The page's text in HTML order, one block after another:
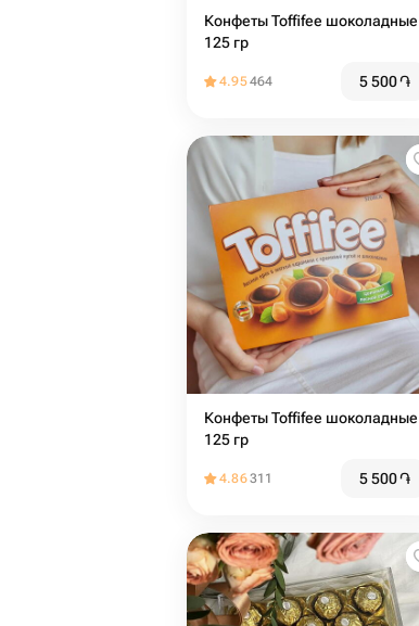
Конфеты Toffifee шоколадные
125 гр
4.95464 5 500֏
Конфеты Toffifee шоколадные
125 гр
4.86311 5 500֏